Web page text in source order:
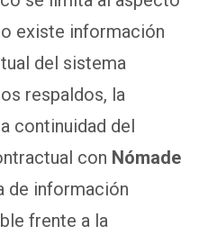
existe información
del sistema
respaldos, la
continuidad del
con Nómade
de información
frente a la